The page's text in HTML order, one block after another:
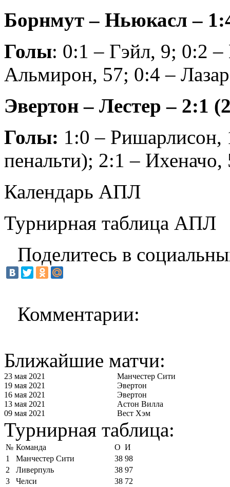
Борнмут – Ньюкасл –
Голы: 0:1 – Гэйл, 9; 0:2
Альмирон, 57; 0:4 –
Эвертон – Лестер – 2:1
Голы: 1:0 – Ришарлисон,
пенальти); 2:1 – Ихеначо,
Календарь АПЛ
Турнирная таблица АПЛ
Поделитесь в
Комментарии:
Ближайшие матчи:
23 мая 2021
Манчестер Сити
19 мая 2021
Эвертон
16 мая 2021
Эвертон
13 мая 2021
Астон Вилла
09 мая 2021
Вест Хэм
Турнирная таблица:
№ Команда О И
1
Манчестер Сити 38 98
2
Ливерпуль 38 97
3
Челси 38 72